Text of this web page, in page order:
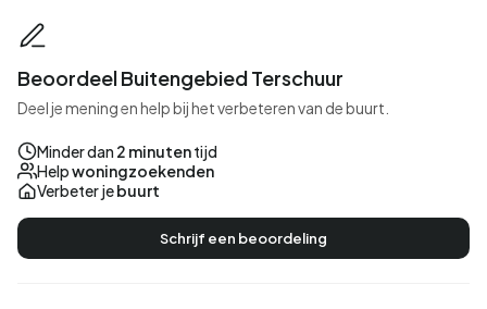
Beoordeel Buitengebied Terschuur
Deel je mening en help bij het verbeteren van de buurt.
Minder dan 2 minutentijd
Helpwoningzoekenden
Verbeter jebuurt
Schrijf een beoordeling